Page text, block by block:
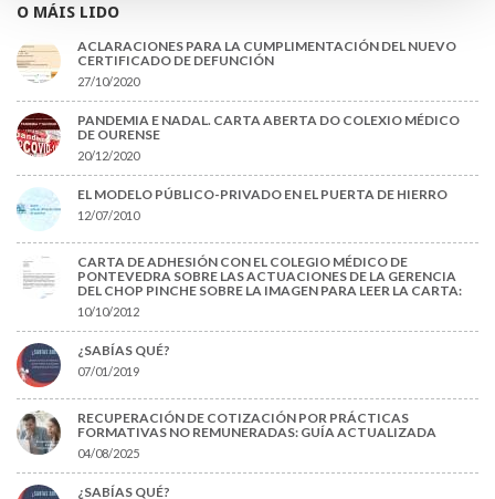
O MÁIS LIDO
ACLARACIONES PARA LA CUMPLIMENTACIÓN DEL NUEVO
CERTIFICADO DE DEFUNCIÓN
27/10/2020
PANDEMIA E NADAL. CARTA ABERTA DO COLEXIO MÉDICO
DE OURENSE
20/12/2020
EL MODELO PÚBLICO-PRIVADO EN EL PUERTA DE HIERRO
12/07/2010
CARTA DE ADHESIÓN CON EL COLEGIO MÉDICO DE
PONTEVEDRA SOBRE LAS ACTUACIONES DE LA GERENCIA
DEL CHOP PINCHE SOBRE LA IMAGEN PARA LEER LA CARTA:
10/10/2012
¿SABÍAS QUÉ?
07/01/2019
RECUPERACIÓN DE COTIZACIÓN POR PRÁCTICAS
FORMATIVAS NO REMUNERADAS: GUÍA ACTUALIZADA
04/08/2025
¿SABÍAS QUÉ?